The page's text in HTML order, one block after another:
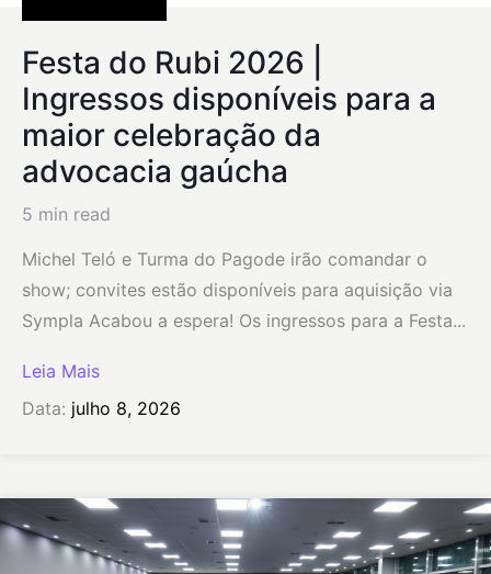
Festa do Rubi 2026 |
Ingressos disponíveis para a
maior celebração da
advocacia gaúcha
5 min read
Michel Teló e Turma do Pagode irão comandar o
show; convites estão disponíveis para aquisição via
Sympla Acabou a espera! Os ingressos para a Festa...
Leia Mais
Data: julho 8, 2026